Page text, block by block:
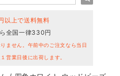
以上で送料無料
全国一律330円
ません。午前中のご注文なら当日
営業日後に出荷します。